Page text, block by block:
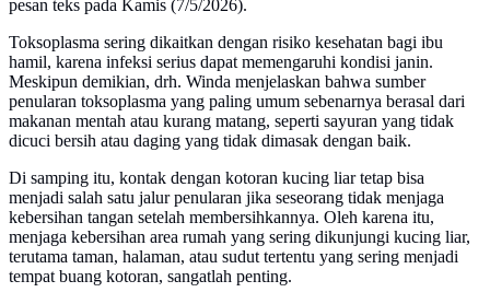
pesan teks pada Kamis (7/5/2026).
Toksoplasma sering dikaitkan dengan risiko kesehatan bagi ibu
hamil, karena infeksi serius dapat memengaruhi kondisi janin.
Meskipun demikian, drh. Winda menjelaskan bahwa sumber
penularan toksoplasma yang paling umum sebenarnya berasal dari
makanan mentah atau kurang matang, seperti sayuran yang tidak
dicuci bersih atau daging yang tidak dimasak dengan baik.
Di samping itu, kontak dengan kotoran kucing liar tetap bisa
menjadi salah satu jalur penularan jika seseorang tidak menjaga
kebersihan tangan setelah membersihkannya. Oleh karena itu,
menjaga kebersihan area rumah yang sering dikunjungi kucing liar,
terutama taman, halaman, atau sudut tertentu yang sering menjadi
tempat buang kotoran, sangatlah penting.